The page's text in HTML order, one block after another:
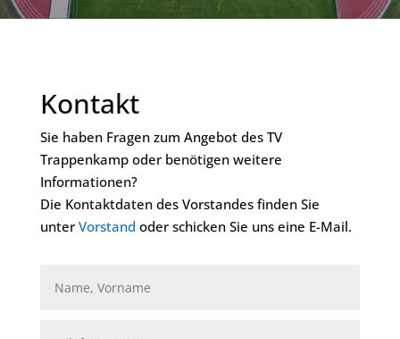
Kontakt
Sie haben Fragen zum Angebot des TV
Trappenkamp oder benötigen weitere
Informationen?
Die Kontaktdaten des Vorstandes finden Sie
unter Vorstand oder schicken Sie uns eine E-Mail.